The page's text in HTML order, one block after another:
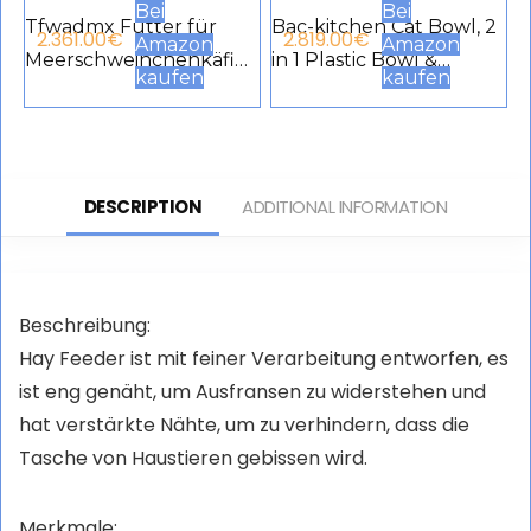
Tfwadmx Futter für
Meerschweinchenkäfig
e, waschbar,
Tiere
2.361.00€
Bei
Amazon
kaufen
Bac-kitchen Cat Bowl, 2
in 1 Plastic Bowl &
Stainless Steel Bowl,
2.819.00€
Bei
Amazon
kaufen
DESCRIPTION ADDITIONAL INFORMATION
Beschreibung:
Hay Feeder ist mit feiner Verarbeitung entworfen, es
ist eng genäht, um Ausfransen zu widerstehen und
hat verstärkte Nähte, um zu verhindern, dass die
Tasche von Haustieren gebissen wird.